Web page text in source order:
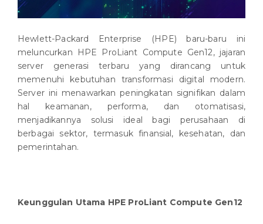
Hewlett-Packard Enterprise (HPE) baru-baru ini
meluncurkan HPE ProLiant Compute Gen12, jajaran
server generasi terbaru yang dirancang untuk
memenuhi kebutuhan transformasi digital modern.
Server ini menawarkan peningkatan signifikan dalam
hal keamanan, performa, dan otomatisasi,
menjadikannya solusi ideal bagi perusahaan di
berbagai sektor, termasuk finansial, kesehatan, dan
pemerintahan.
Keunggulan Utama HPE ProLiant Compute Gen12